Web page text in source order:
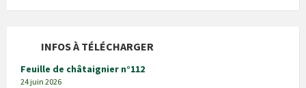
INFOS À TÉLÉCHARGER
Feuille de châtaignier n°112
24 juin 2026